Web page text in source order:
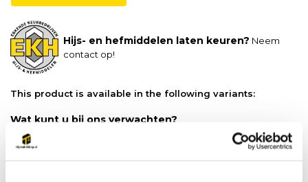
Hijs- en hefmiddelen laten keuren? Neem
contact op!
This product is available in the following variants:
Wat kunt u bij ons verwachten?
Gratis